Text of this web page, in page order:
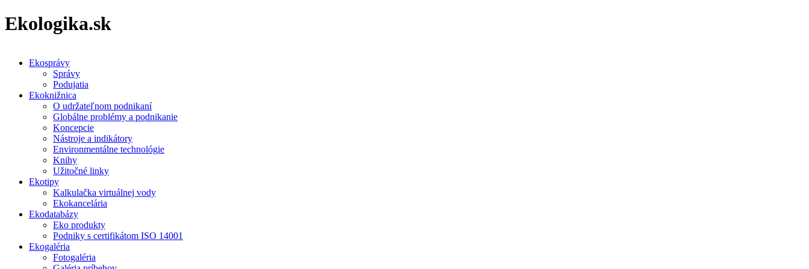
Ekologika.sk
Ekosprávy
Správy
Podujatia
Ekoknižnica
O udržateľnom podnikaní
Globálne problémy a podnikanie
Koncepcie
Nástroje a indikátory
Environmentálne technológie
Knihy
Užitočné linky
Ekotipy
Kalkulačka virtuálnej vody
Ekokancelária
Ekodatabázy
Eko produkty
Podniky s certifikátom ISO 14001
Ekogaléria
Fotogaléria